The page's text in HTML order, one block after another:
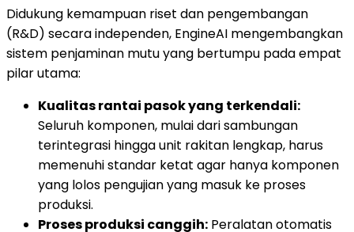
Didukung kemampuan riset dan pengembangan
(R&D) secara independen, EngineAI mengembangkan
sistem penjaminan mutu yang bertumpu pada empat
pilar utama:
Kualitas rantai pasok yang terkendali:
Seluruh komponen, mulai dari sambungan
terintegrasi hingga unit rakitan lengkap, harus
memenuhi standar ketat agar hanya komponen
yang lolos pengujian yang masuk ke proses
produksi.
Proses produksi canggih: Peralatan otomatis